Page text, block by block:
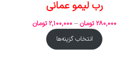
رب لیمو عمانی
280,000 تومان –
2,100,000 تومان
انتخاب گزینه‌ها